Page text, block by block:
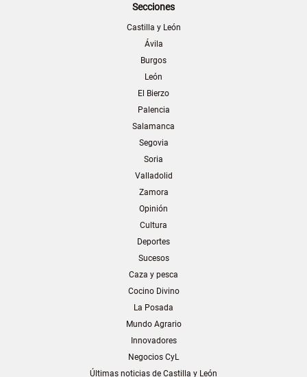
Secciones
Castilla y León
Ávila
Burgos
León
El Bierzo
Palencia
Salamanca
Segovia
Soria
Valladolid
Zamora
Opinión
Cultura
Deportes
Sucesos
Caza y pesca
Cocino Divino
La Posada
Mundo Agrario
Innovadores
Negocios CyL
Últimas noticias de Castilla y León